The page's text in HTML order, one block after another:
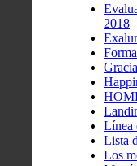
2018
Línea
Lista
Los